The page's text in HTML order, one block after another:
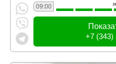
09:00
+7 (343)